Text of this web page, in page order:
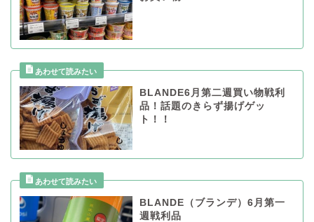
BLANDE6月第二週買い物戦利
品！話題のきらず揚げゲッ
ト！！
BLANDE（ブランデ）6月第一
週戦利品